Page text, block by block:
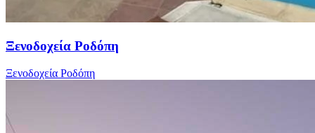
Ξενοδοχεία Ροδόπη
Ξενοδοχεία Ροδόπη